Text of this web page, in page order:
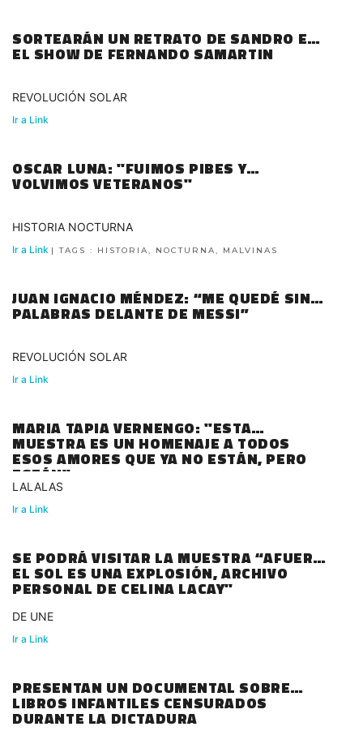
SORTEARÁN UN RETRATO DE SANDRO EN
EL SHOW DE FERNANDO SAMARTIN
REVOLUCIÓN SOLAR
Ir a Link
OSCAR LUNA: "FUIMOS PIBES Y
VOLVIMOS VETERANOS"
HISTORIA NOCTURNA
Ir a Link | TAGS : HISTORIA, NOCTURNA, MALVINAS
JUAN IGNACIO MÉNDEZ: “ME QUEDÉ SIN
PALABRAS DELANTE DE MESSI”
REVOLUCIÓN SOLAR
Ir a Link
MARIA TAPIA VERNENGO: "ESTA
MUESTRA ES UN HOMENAJE A TODOS
ESOS AMORES QUE YA NO ESTÁN, PERO
ESTÁN"
LALALAS
Ir a Link
SE PODRÁ VISITAR LA MUESTRA “AFUERA
EL SOL ES UNA EXPLOSIÓN, ARCHIVO
PERSONAL DE CELINA LACAY"
DE UNE
Ir a Link
PRESENTAN UN DOCUMENTAL SOBRE
LIBROS INFANTILES CENSURADOS
DURANTE LA DICTADURA